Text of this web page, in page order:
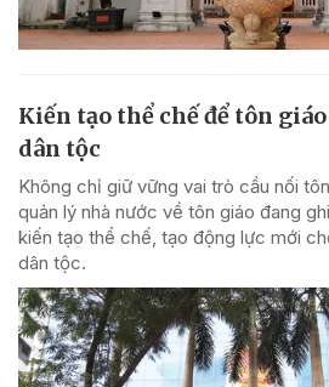
Kiến tạo thể chế để tôn
dân tộc
Không chỉ giữ vững vai trò cầu nối
quản lý nhà nước về tôn giáo đang
kiến tạo thể chế, tạo động lực mới
dân tộc.